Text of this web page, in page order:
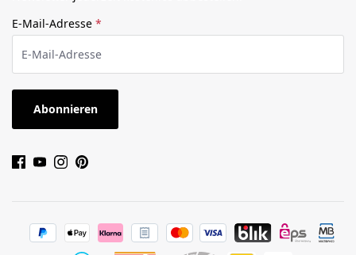
E-Mail-Adresse *
Abonnieren